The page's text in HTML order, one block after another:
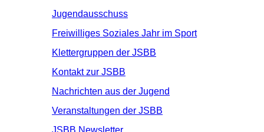
Jugendausschuss
Freiwilliges Soziales Jahr im Sport
Klettergruppen der JSBB
Kontakt zur JSBB
Nachrichten aus der Jugend
Veranstaltungen der JSBB
JSBB Newsletter